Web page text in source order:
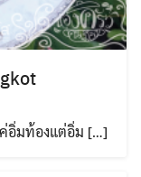
อิ่มท้องแต่อิ่ม […]